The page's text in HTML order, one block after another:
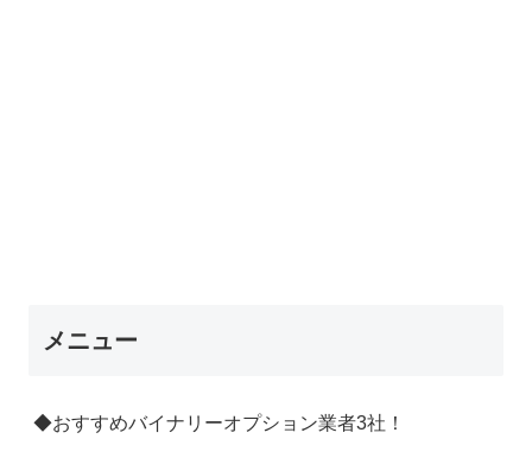
メニュー
◆おすすめバイナリーオプション業者3社！